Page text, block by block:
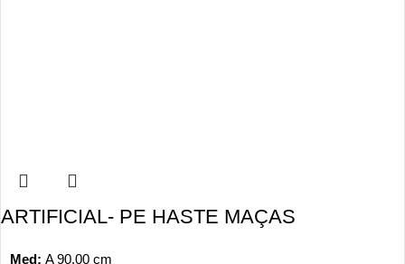
ARTIFICIAL- PE HASTE MAÇAS
Med: A90.00 cm